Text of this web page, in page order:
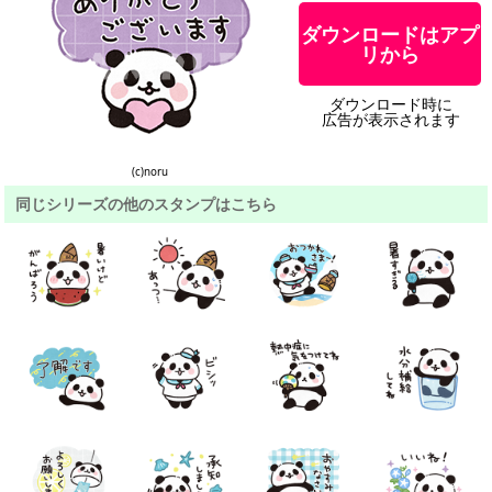
(c)noru
ダウンロードはアプ
リから
ダウンロード時に
広告が表示されます
同じシリーズの他のスタンプはこちら